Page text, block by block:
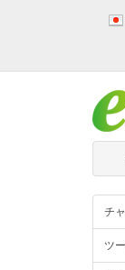
チ
ツ